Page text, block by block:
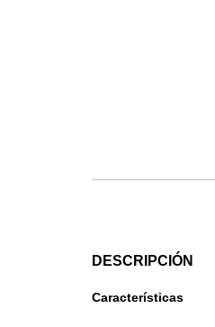
DESCRIPCIÓN
Características